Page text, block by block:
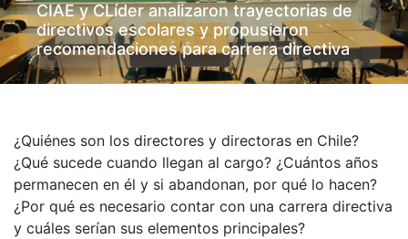
CIAE y CLíder analizaron trayectorias de
directivos escolares y propusieron
recomendaciones para carrera directiva
¿Quiénes son los directores y directoras en Chile?
¿Qué sucede cuando llegan al cargo? ¿Cuántos años
permanecen en él y si abandonan, por qué lo hacen?
¿Por qué es necesario contar con una carrera directiva
y cuáles serían sus elementos principales?